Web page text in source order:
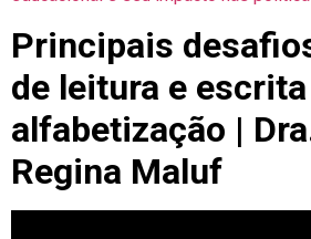
Principais
de leitura e
alfabetização |
Regina Maluf